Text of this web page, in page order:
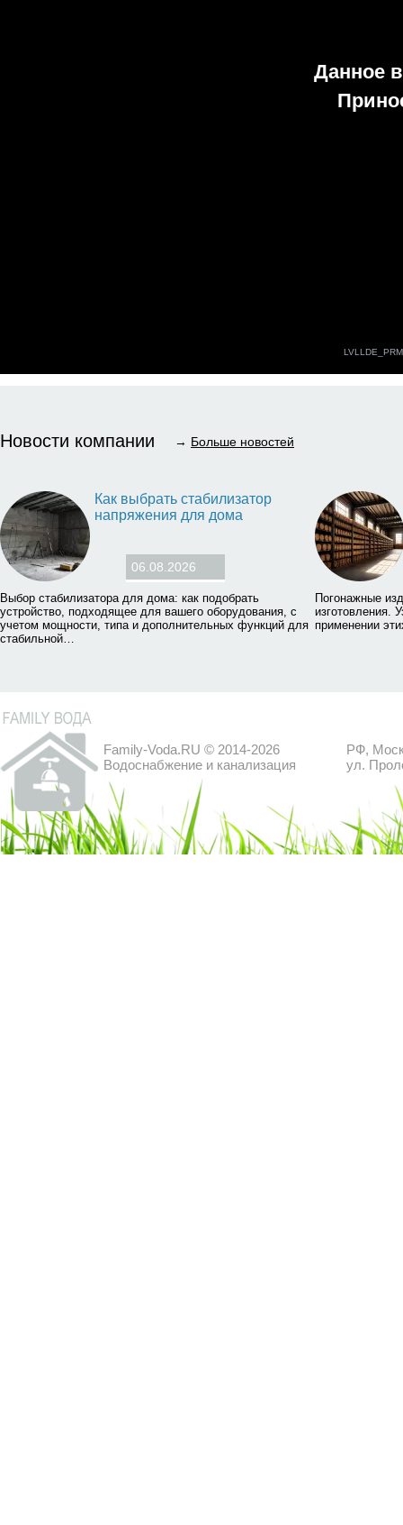
Новости компании → Больше новостей
Как выбрать стабилизатор
напряжения для дома
06.08.2026
Выбор стабилизатора для дома: как подобрать
устройство, подходящее для вашего оборудования, с
учетом мощности, типа и дополнительных функций для
стабильной…
Погонажные
изготовления.
применении
Family-Voda.RU © 2014-2026
Водоснабжение и канализация
РФ,
ул.